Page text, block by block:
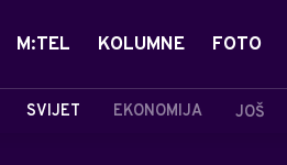
SVIJET EKONOMIJA JOŠ
M:TEL KOLUMNE FOTO